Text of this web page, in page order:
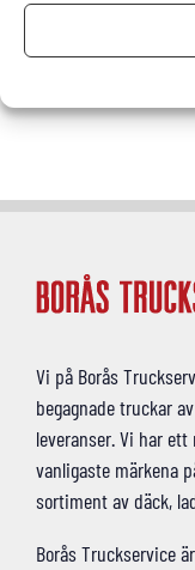
Vi på Borås
begagnade truckar
leveranser. Vi har
vanligaste märkena
sortiment av däck,
Borås Truckservice